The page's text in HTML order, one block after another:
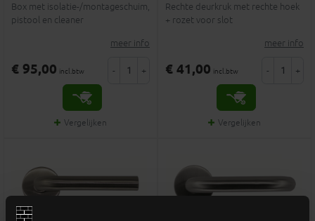
Box met isolatie-/montageschuim,
pistool en cleaner
meer info
€ 95,00 incl.btw - +
Vergelijken
Rechte deurkruk met rechte hoek
+ rozet voor slot
meer info
€ 41,00 incl.btw - +
Vergelijken